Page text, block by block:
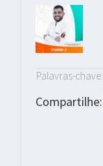
Palavras-chave:
Compartilhe: